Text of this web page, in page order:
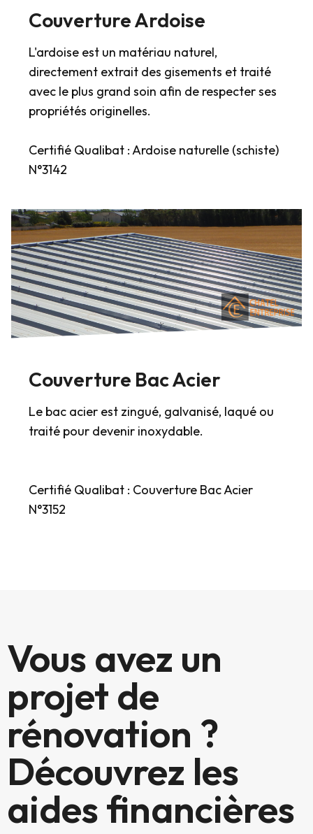
Couverture Ardoise
L'ardoise est un matériau naturel,
directement extrait des gisements et traité
avec le plus grand soin afin de respecter ses
propriétés originelles.
Certifié Qualibat : Ardoise naturelle (schiste)
N°3142
Couverture Bac Acier
Le bac acier est zingué, galvanisé, laqué ou
traité pour devenir inoxydable.
Certifié Qualibat : Couverture Bac Acier
N°3152
Vous avez un
projet de
rénovation ?
Découvrez les
aides financières